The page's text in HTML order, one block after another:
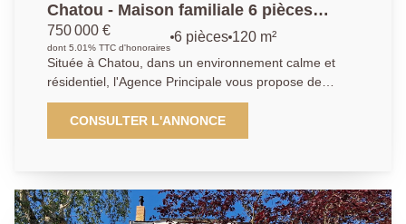
Chatou - Maison familiale 6 pièces
entièrement rénovée
750 000 €
dont 5.01% TTC d'honoraires
6 pièces 120 m²
Située à Chatou, dans un environnement calme et
résidentiel, l'Agence Principale vous propose de
découvrir cette belle maison familiale entièrement
rénovée avec soin, équipée de menuiseries
aluminium, de volets roulants électriques et de
jardin et la terrasse, d'une cuisine fonctionnelle
entièrement équipée et d'un bureau idéal pour le
CONSULTER L'ANNONCE